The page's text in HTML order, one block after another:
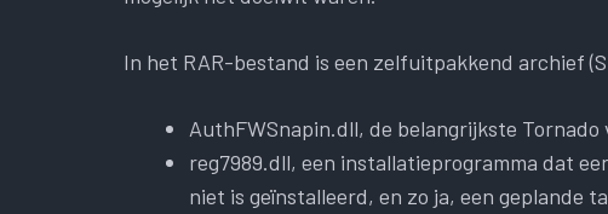
In het RAR-bestand is een zelfuitpakkend archief
AuthFWSnapin.dll, de belangrijkste Tornado
reg7989.dll, een installatieprogramma dat
niet is geïnstalleerd, en zo ja, een geplande